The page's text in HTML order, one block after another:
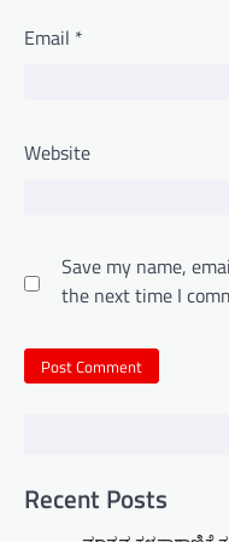
Email *
Website
Save my name,
the next time I
Recent Posts